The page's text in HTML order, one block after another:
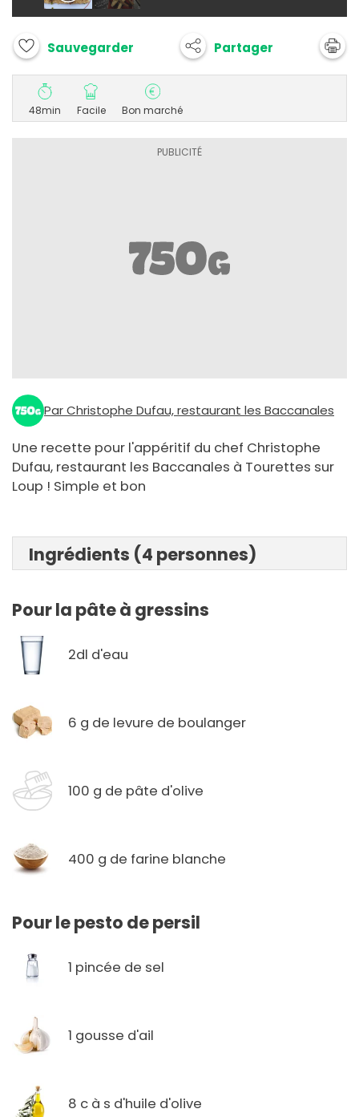
Sauvegarder Partager
48min Facile Bon marché
Par Christophe Dufau, restaurant les Baccanales
Une recette pour l'appéritif du chef Christophe
Dufau, restaurant les Baccanales à Tourettes sur
Loup ! Simple et bon
Ingrédients (4 personnes)
Pour la pâte à gressins
2dl d'eau
6 g de levure de boulanger
100 g de pâte d'olive
400 g de farine blanche
Pour le pesto de persil
1 pincée de sel
1 gousse d'ail
8 c à s d'huile d'olive